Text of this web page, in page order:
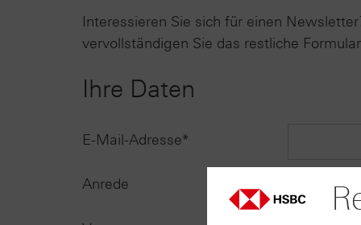
Interessieren Sie sich für einen
vervollständigen Sie das restliche
Ihre Daten
E-Mail-Adresse*
Anrede